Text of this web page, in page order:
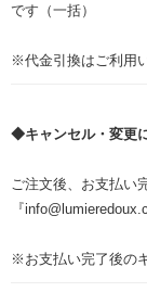
です（一括）
※代金引換はご利用
◆キャンセル・変更
ご注文後、お支払い
『
※お支払い完了後の